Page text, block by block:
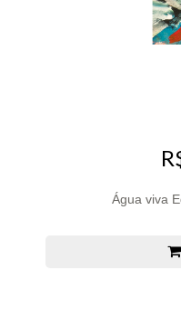
Água viva